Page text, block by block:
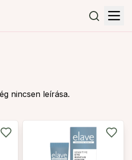
nincsen leírása.